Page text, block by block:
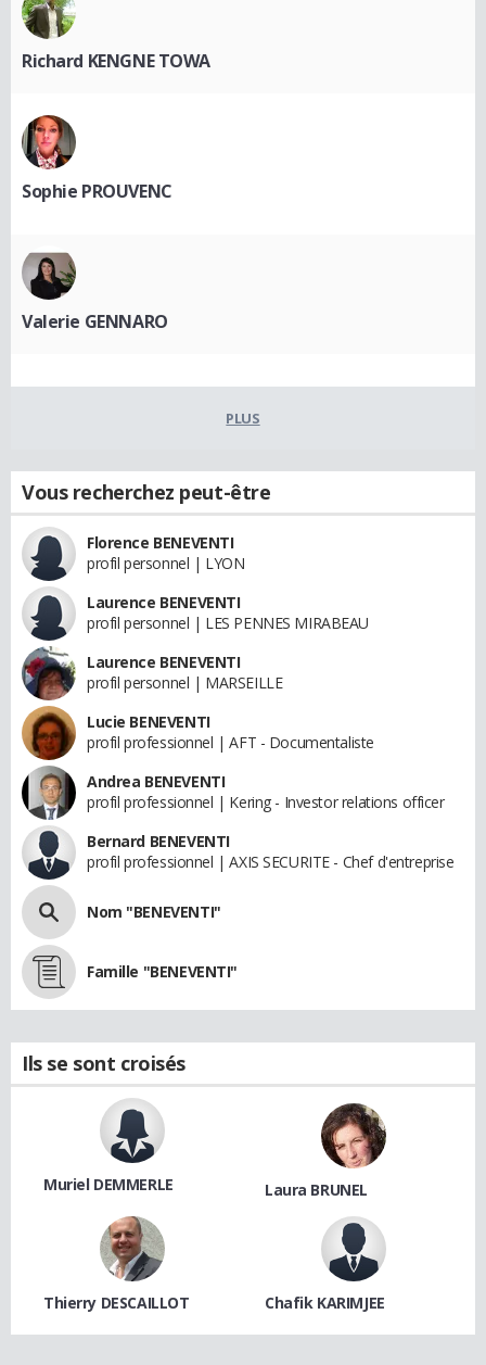
Richard KENGNE TOWA
Sophie PROUVENC
Valerie GENNARO
PLUS
Vous recherchez peut-être
Florence BENEVENTI
profil personnel | LYON
Laurence BENEVENTI
profil personnel | LES PENNES MIRABEAU
Laurence BENEVENTI
profil personnel | MARSEILLE
Lucie BENEVENTI
profil professionnel | AFT - Documentaliste
Andrea BENEVENTI
profil professionnel | Kering - Investor relations officer
Bernard BENEVENTI
profil professionnel | AXIS SECURITE - Chef d'entreprise
Nom "BENEVENTI"
Famille "BENEVENTI"
Ils se sont croisés
Muriel DEMMERLE Laura BRUNEL
Thierry DESCAILLOT Chafik KARIMJEE